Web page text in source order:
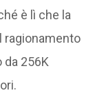
è lì che la
ragionamento
256K